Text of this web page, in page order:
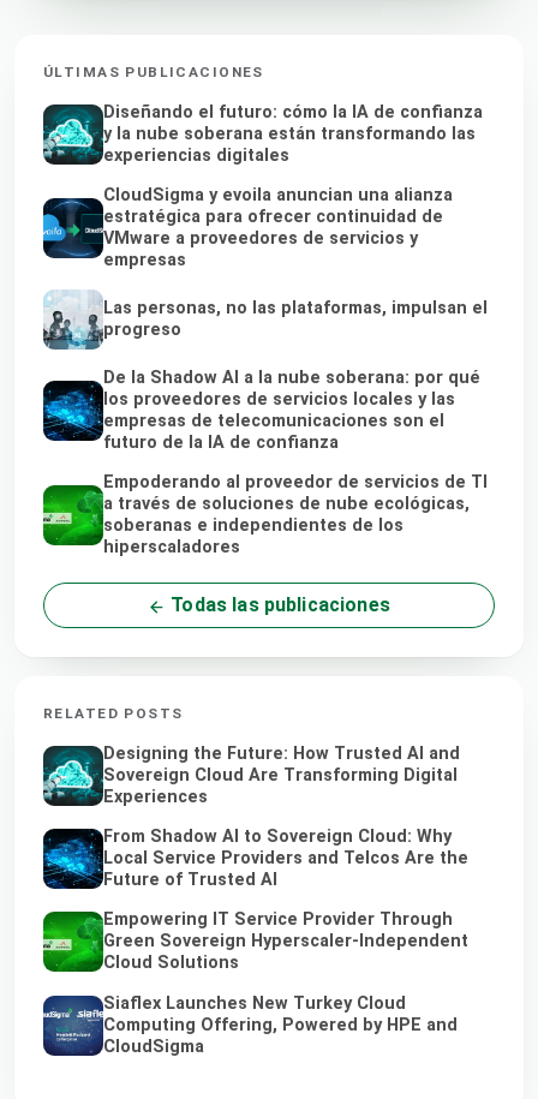
ÚLTIMAS PUBLICACIONES
Diseñando el futuro: cómo la IA de confianza
y la nube soberana están transformando las
experiencias digitales
CloudSigma y evoila anuncian una alianza
estratégica para ofrecer continuidad de
VMware a proveedores de servicios y
empresas
Las personas, no las plataformas, impulsan el
progreso
De la Shadow AI a la nube soberana: por qué
los proveedores de servicios locales y las
empresas de telecomunicaciones son el
futuro de la IA de confianza
Empoderando al proveedor de servicios de TI
a través de soluciones de nube ecológicas,
soberanas e independientes de los
hiperscaladores
Todas las publicaciones
RELATED POSTS
Designing the Future: How Trusted AI and
Sovereign Cloud Are Transforming Digital
Experiences
From Shadow AI to Sovereign Cloud: Why
Local Service Providers and Telcos Are the
Future of Trusted AI
Empowering IT Service Provider Through
Green Sovereign Hyperscaler-Independent
Cloud Solutions
Siaflex Launches New Turkey Cloud
Computing Offering, Powered by HPE and
CloudSigma